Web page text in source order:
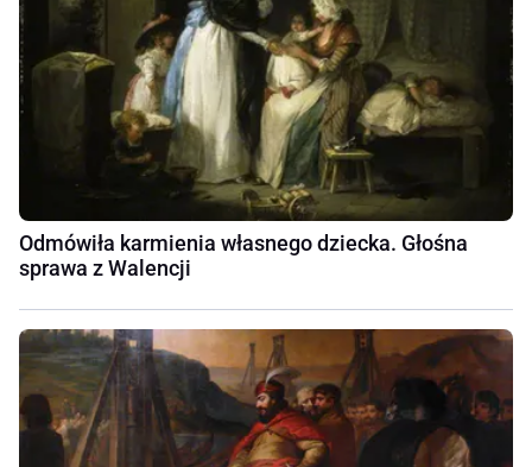
Odmówiła karmienia własnego dziecka. Głośna
sprawa z Walencji